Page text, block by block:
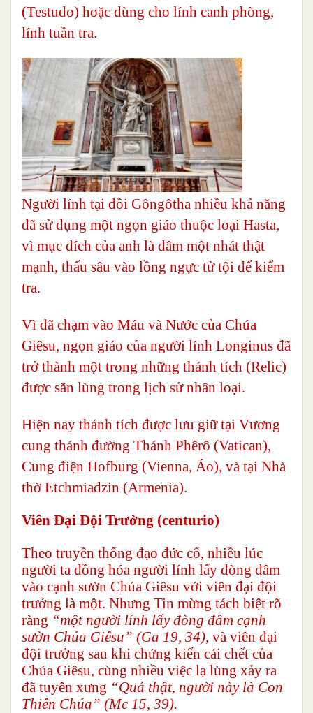
(Testudo) hoặc dùng cho lính canh phòng,
lính tuần tra.
Người lính tại đồi Gôngôtha nhiều khả năng
đã sử dụng một ngọn giáo thuộc loại Hasta,
vì mục đích của anh là đâm một nhát thật
mạnh, thấu sâu vào lồng ngực tử tội để kiểm
tra.
Vì đã chạm vào Máu và Nước của Chúa
Giêsu, ngọn giáo của người lính Longinus đã
trở thành một trong những thánh tích (Relic)
được săn lùng trong lịch sử nhân loại.
Hiện nay thánh tích được lưu giữ tại Vương
cung thánh đường Thánh Phêrô (Vatican),
Cung điện Hofburg (Vienna, Áo), và tại Nhà
thờ Etchmiadzin (Armenia).
Viên Đại Đội Trưởng (centurio)
Theo truyền thống đạo đức cổ, nhiều lúc
người ta đồng hóa người lính lấy đòng đâm
vào cạnh sườn Chúa Giêsu với viên đại đội
trưởng là một. Nhưng Tin mừng tách biệt rõ
ràng “một người lính lấy đòng đâm cạnh
sườn Chúa Giêsu” (Ga 19, 34), và viên đại
đội trưởng sau khi chứng kiến cái chết của
Chúa Giêsu, cùng nhiều việc lạ lùng xảy ra
đã tuyên xưng “Quả thật, người này là Con
Thiên Chúa” (Mc 15, 39).